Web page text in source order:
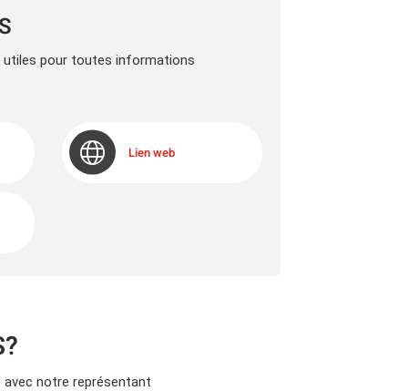
utiles pour toutes informations
Lien web
notre représentant